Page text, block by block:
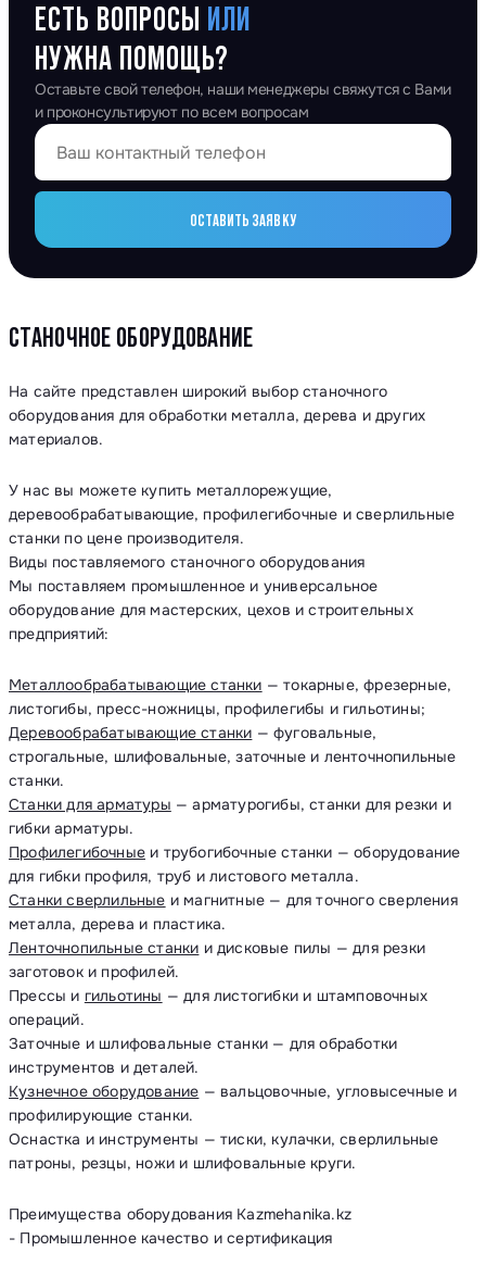
ЕСТЬ ВОПРОСЫ ИЛИ
НУЖНА ПОМОЩЬ?
Оставьте свой телефон, наши менеджеры свяжутся с Вами
и проконсультируют по всем вопросам
ОСТАВИТЬ ЗАЯВКУ
СТАНОЧНОЕ ОБОРУДОВАНИЕ
На сайте представлен широкий выбор станочного
оборудования для обработки металла, дерева и других
материалов.
У нас вы можете купить металлорежущие,
деревообрабатывающие, профилегибочные и сверлильные
станки по цене производителя.
Виды поставляемого станочного оборудования
Мы поставляем промышленное и универсальное
оборудование для мастерских, цехов и строительных
предприятий:
Металлообрабатывающие станки — токарные, фрезерные,
листогибы, пресс-ножницы, профилегибы и гильотины;
Деревообрабатывающие станки — фуговальные,
строгальные, шлифовальные, заточные и ленточнопильные
станки.
Станки для арматуры — арматурогибы, станки для резки и
гибки арматуры.
Профилегибочные и трубогибочные станки — оборудование
для гибки профиля, труб и листового металла.
Станки сверлильные и магнитные — для точного сверления
металла, дерева и пластика.
Ленточнопильные станки и дисковые пилы — для резки
заготовок и профилей.
Прессы и гильотины — для листогибки и штамповочных
операций.
Заточные и шлифовальные станки — для обработки
инструментов и деталей.
Кузнечное оборудование — вальцовочные, угловысечные и
профилирующие станки.
Оснастка и инструменты — тиски, кулачки, сверлильные
патроны, резцы, ножи и шлифовальные круги.
Преимущества оборудования Kazmehanika.kz
- Промышленное качество и сертификация